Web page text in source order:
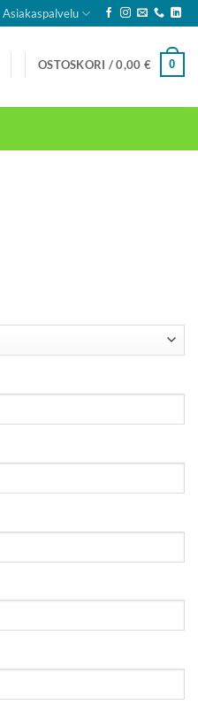
Asiakaspalvelu
OSTOSKORI /0,00 € 0